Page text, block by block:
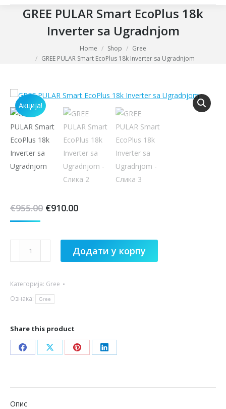
GREE PULAR Smart EcoPlus 18k
Inverter sa Ugradnjom
Home Shop
Gree
GREE PULAR Smart EcoPlus 18k Inverter sa Ugradnjom
Акција!
€955.00 Оригинална
€955.00.
€910.00Тренутна
€910.00.
EcoPlus
18k
sa
Ugradnjom
количина
Додати у корпу
Категорија: Gree
Ознака:
Gree
Share this product
Share
Facebook
Share
X
Share
Pinterest
Share
LinkedIn
Опис